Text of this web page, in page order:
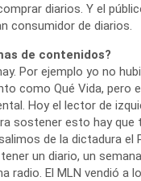
diarios. Y el
consumidor de diarios.
de contenidos?
Por ejemplo yo no
como Qué Vida, pero
Hoy el lector de
sostener esto hay que
de la dictadura el
un diario, un
radio. El MLN vendió a